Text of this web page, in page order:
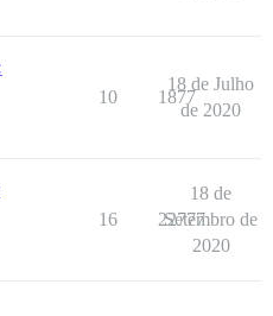
10 1877
18 de Julho
de 2020
16 22777
18 de
Setembro de
2020